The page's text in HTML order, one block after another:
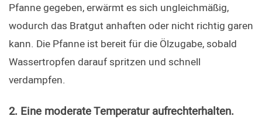
Pfanne gegeben, erwärmt es sich ungleichmäßig,
wodurch das Bratgut anhaften oder nicht richtig garen
kann. Die Pfanne ist bereit für die Ölzugabe, sobald
Wassertropfen darauf spritzen und schnell
verdampfen.
2. Eine moderate Temperatur aufrechterhalten.